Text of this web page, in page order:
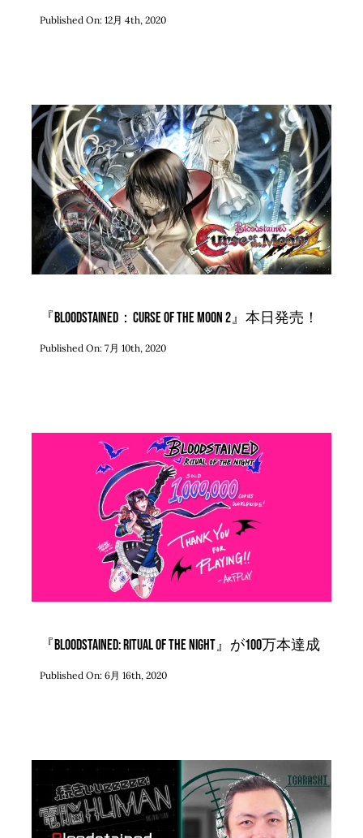
Published On: 12月 4th, 2020
『Bloodstained：Curse of the Moon 2』本日発売！
Published On: 7月 10th, 2020
『Bloodstained: Ritual of the Night』が100万本達成
Published On: 6月 16th, 2020